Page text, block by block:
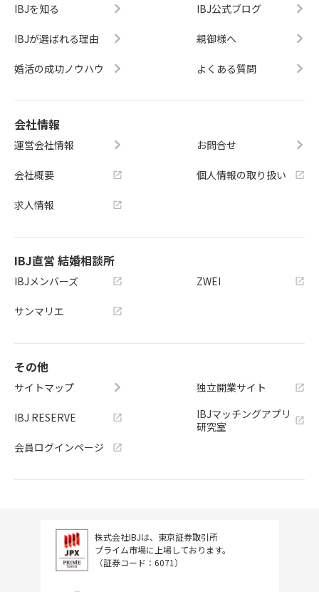
IBJを知る
IBJが選ばれる理由
婚活の成功ノウハウ
IBJ公式ブログ
親御様へ
よくある質問
会社情報
運営会社情報
会社概要
求人情報
お問合せ
個人情報の取り扱い
IBJ直営 結婚相談所
IBJメンバーズ
サンマリエ
ZWEI
その他
サイトマップ
IBJ RESERVE
会員ログインページ
独立開業サイト
IBJマッチングアプリ
研究室
株式会社IBJは、東京証券取引所
プライム市場に上場しております。
（証券コード：6071）